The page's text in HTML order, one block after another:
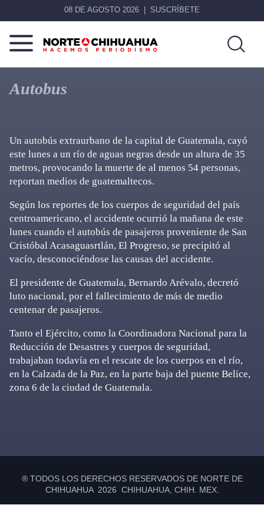
08 DE AGOSTO 2026 SUSCRÍBETE
Norte
De
Chihuahua
Más
que
noticias,
Autobus
Un autobús extraurbano de la capital de Guatemala, cayó
este lunes a un río de aguas negras desde un altura de 35
metros, provocando la muerte de al menos 54 personas,
reportan medios de guatemaltecos.
Según los reportes de los cuerpos de seguridad del país
centroamericano, el accidente ocurrió la mañana de este
lunes cuando el autobús de pasajeros proveniente de San
Cristóbal Acasaguasrtlán, El Progreso, se precipitó al
vacío, desconociéndose las causas del accidente.
El presidente de Guatemala, Bernardo Arévalo, decretó
luto nacional, por el fallecimiento de más de medio
centenar de pasajeros.
Tanto el Ejército, como la Coordinadora Nacional para la
Reducción de Desastres y cuerpos de seguridad,
trabajaban todavía en el rescate de los cuerpos en el río,
en la Calzada de la Paz, en la parte baja del puente Belice,
zona 6 de la ciudad de Guatemala.
® TODOS LOS DERECHOS RESERVADOS DE NORTE DE
CHIHUAHUA 2026 CHIHUAHUA, CHIH. MEX.